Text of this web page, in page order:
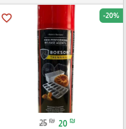
favorite_border -20%
25 ₪ 20 ₪